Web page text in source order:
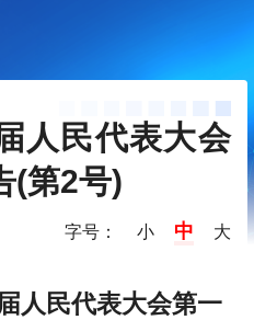
人民代表大会
(第2号)
字号： 小 中 大
人民代表大会第一